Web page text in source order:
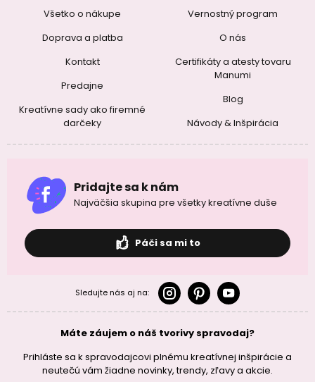
Všetko o nákupe
Doprava a platba
Kontakt
Predajne
Kreatívne sady ako firemné
darčeky
Vernostný program
O nás
Certifikáty a atesty tovaru
Manumi
Blog
Návody & Inšpirácia
Pridajte sa k nám
Najväčšia skupina pre všetky kreatívne duše
Páči sa mi to
Sledujte nás aj na:
Máte záujem o náš tvorivy spravodaj?
Prihláste sa k spravodajcovi plnému kreatívnej inšpirácie a
neutečú vám žiadne novinky, trendy, zľavy a akcie.